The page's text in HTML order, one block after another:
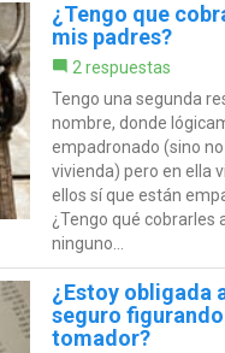
¿Tengo que
mis padres?
2 respuestas
Tengo una segunda
nombre, donde
empadronado (sino
vivienda) pero en ella
ellos sí que están
¿Tengo qué cobrarles
ninguno...
¿Estoy obligada
seguro
tomador?